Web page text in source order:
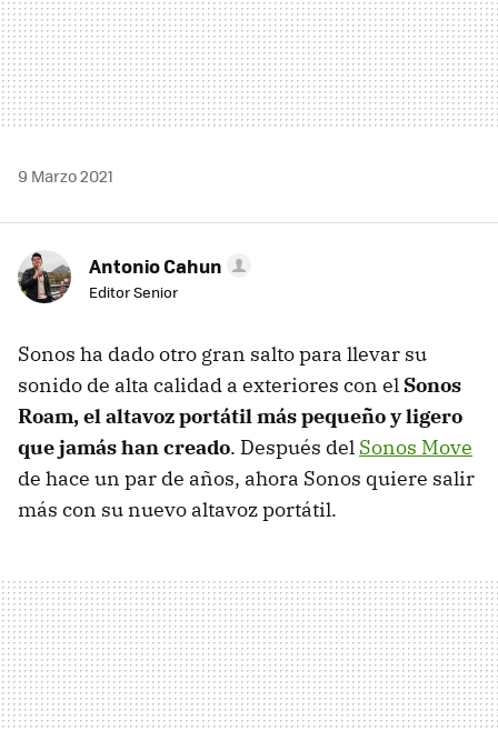
9 Marzo 2021
Antonio Cahun
Editor Senior
Sonos ha dado otro gran salto para llevar su
sonido de alta calidad a exteriores con el Sonos
Roam, el altavoz portátil más pequeño y ligero
que jamás han creado. Después del Sonos Move
de hace un par de años, ahora Sonos quiere salir
más con su nuevo altavoz portátil.